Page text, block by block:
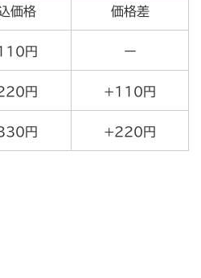
価格 価格差
円 ー
円 +110円
円 +220円